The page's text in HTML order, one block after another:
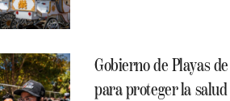
Gobierno de Playas
para proteger la